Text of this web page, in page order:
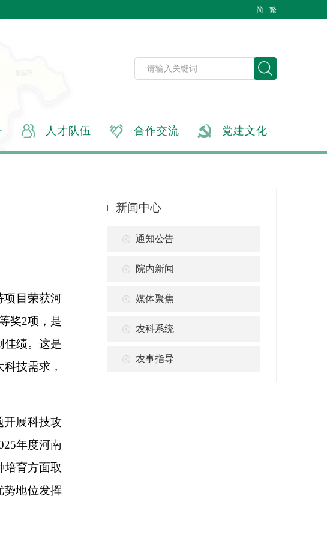
繁
简
人才队伍 合作交流 党建文化
项目荣获河
奖2项，是
佳绩。这是
技需求，
开展科技攻
年度河南
培育方面取
势地位发挥
新闻中心
通知公告
院内新闻
媒体聚焦
农科系统
农事指导